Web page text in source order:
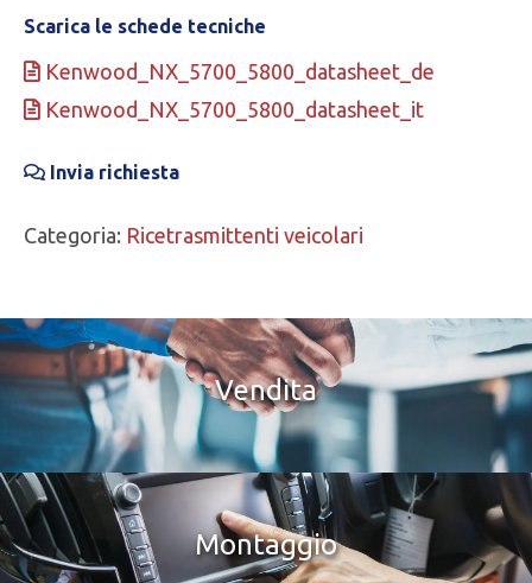
Scarica le schede tecniche
Kenwood_NX_5700_5800_datasheet_de
Kenwood_NX_5700_5800_datasheet_it
Invia richiesta
Categoria: Ricetrasmittenti veicolari
Vendita
Montaggio